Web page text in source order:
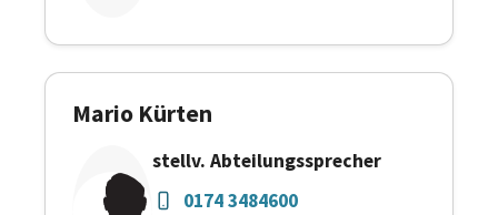
Mario Kürten
stellv. Abteilungssprecher
0174 3484600